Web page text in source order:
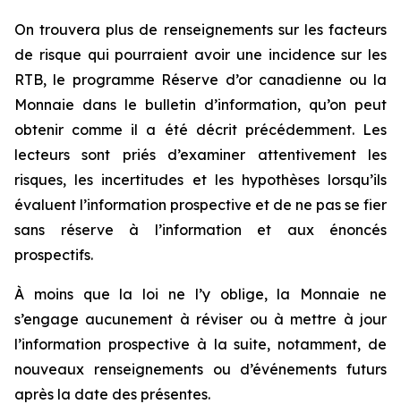
On trouvera plus de renseignements sur les facteurs
de risque qui pourraient avoir une incidence sur les
RTB, le programme Réserve d’or canadienne ou la
Monnaie dans le bulletin d’information, qu’on peut
obtenir comme il a été décrit précédemment. Les
lecteurs sont priés d’examiner attentivement les
risques, les incertitudes et les hypothèses lorsqu’ils
évaluent l’information prospective et de ne pas se fier
sans réserve à l’information et aux énoncés
prospectifs.
À moins que la loi ne l’y oblige, la Monnaie ne
s’engage aucunement à réviser ou à mettre à jour
l’information prospective à la suite, notamment, de
nouveaux renseignements ou d’événements futurs
après la date des présentes.